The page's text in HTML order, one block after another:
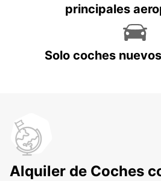
principales
Solo coches
Alquiler de Coches